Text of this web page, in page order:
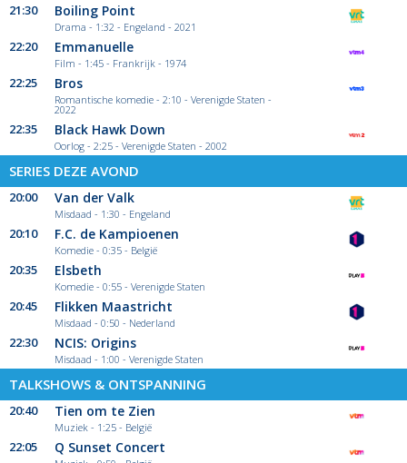
21:30 Boiling Point
Drama - 1:32 - Engeland - 2021
22:20 Emmanuelle
Film - 1:45 - Frankrijk - 1974
22:25 Bros
Romantische komedie - 2:10 - Verenigde Staten -
2022
22:35 Black Hawk Down
Oorlog - 2:25 - Verenigde Staten - 2002
SERIES DEZE AVOND
20:00 Van der Valk
Misdaad - 1:30 - Engeland
20:10 F.C. de Kampioenen
Komedie - 0:35 - België
20:35 Elsbeth
Komedie - 0:55 - Verenigde Staten
20:45 Flikken Maastricht
Misdaad - 0:50 - Nederland
22:30 NCIS: Origins
Misdaad - 1:00 - Verenigde Staten
TALKSHOWS & ONTSPANNING
20:40 Tien om te Zien
Muziek - 1:25 - België
22:05 Q Sunset Concert